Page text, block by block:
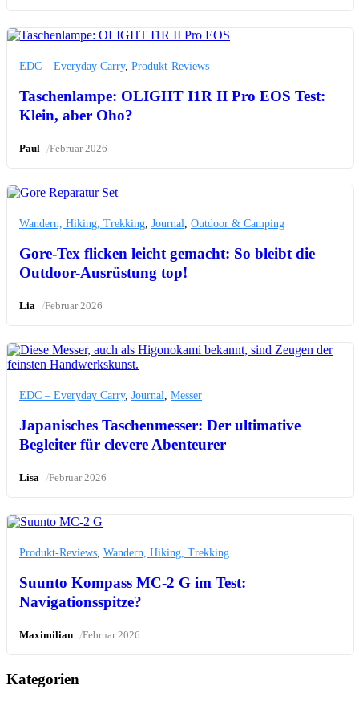
EDC – Everyday Carry, Produkt-Reviews
Taschenlampe: OLIGHT I1R II Pro EOS Test:
Klein, aber Oho?
Paul /Februar 2026
Wandern, Hiking, Trekking Journal Outdoor & Camping
Gore-Tex flicken leicht gemacht: So bleibt die
Outdoor-Ausrüstung top!
Lia /Februar 2026
EDC – Everyday Carry, Journal Messer
Japanisches Taschenmesser: Der ultimative
Begleiter für clevere Abenteurer
Lisa /Februar 2026
Produkt-Reviews Wandern, Hiking, Trekking
Suunto Kompass MC-2 G im Test:
Navigationsspitze?
Maximilian /Februar 2026
Kategorien